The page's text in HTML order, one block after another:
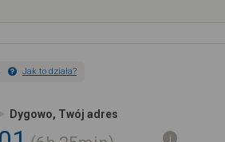
Jak to działa?
Dygowo, Twój adres